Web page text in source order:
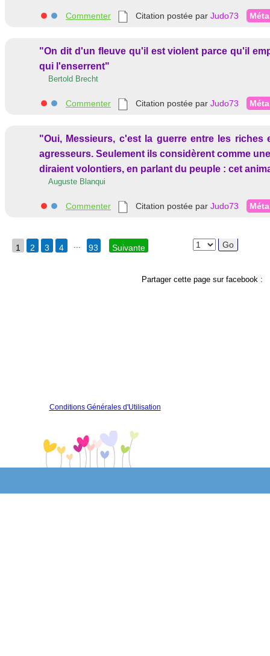
Commenter Citation postée par Judo73 Méta
"On dit d'un fleuve qu'il est violent parce qu'il
qui l'enserrent"
Bertold Brecht
Commenter Citation postée par Judo73 Méta
"Oui, Messieurs, c'est la guerre entre les
agresseurs. Seulement ils considèrent comme
diraient volontiers, en parlant du peuple : cet
Auguste Blanqui
Commenter Citation postée par Judo73 Méta
1 2 3 4 93 Suivante
Partager cette page sur facebook :
Conditions Générales d'Utilisation